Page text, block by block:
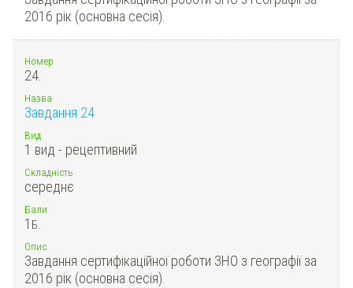
2016 рік (основна сесія).
Номер
24.
Назва
Завдання 24
Вид
1 вид - рецептивний
Складність
середнє
Бали
1 Б.
Опис
Завдання сертифікаційної роботи ЗНО з географії за
2016 рік (основна сесія).